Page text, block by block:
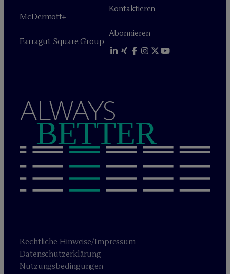
McDermott+
Farragut Square Group
Kontaktieren
Abonnieren
ALWAYS
BETTER
Rechtliche Hinweise/Impressum
Datenschutzerklärung
Nutzungsbedingungen